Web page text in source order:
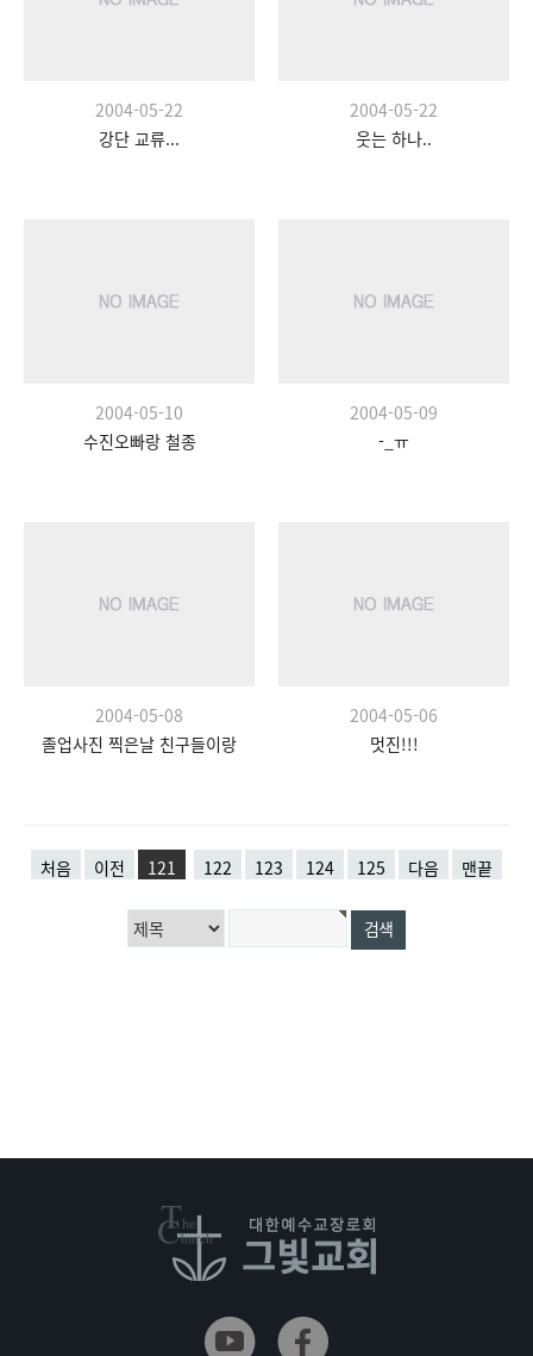
2004-05-22
강단 교류...
2004-05-22
웃는 하나..
2004-05-10
수진오빠랑 철종
2004-05-09
-_ㅠ
2004-05-08
졸업사진 찍은날 친구들이랑
2004-05-06
멋진!!!
처음 이전 121 122 123 124 125 다음 맨끝